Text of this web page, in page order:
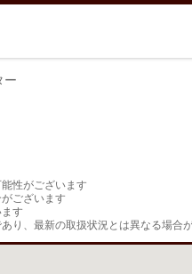
ー
性がございます
ございます
す
り、最新の取扱状況とは異なる場合